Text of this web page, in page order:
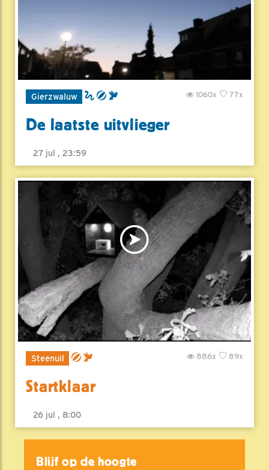
Gierzwaluw 77x
1060x
De laatste uitvlieger
27 jul , 23:59
Steenuil 89x
886x
Startklaar
26 jul , 8:00
Blijf op de hoogte